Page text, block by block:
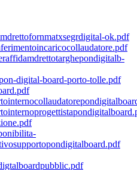
ok.pdf
digital-board-porto-tolle.pdf